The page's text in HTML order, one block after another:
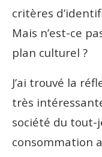
critères
Mais n’est-ce
plan culturel ?
J’ai trouvé la
très
société du tout-
consommation